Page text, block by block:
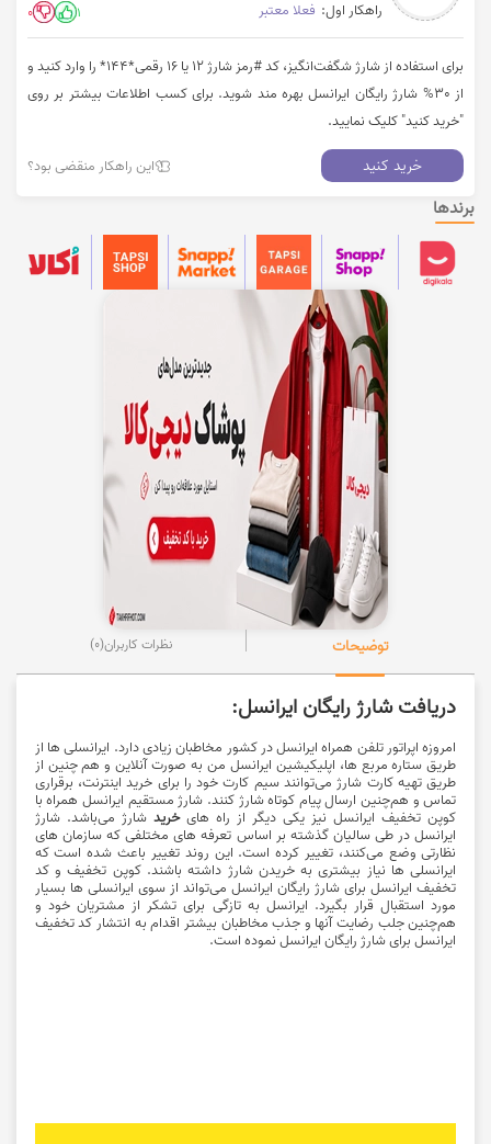
راهکار اول: فعلا معتبر 1
0
برای استفاده از شارژ شگفت‌انگیز، کد #رمز شارژ ۱۲ یا ۱۶ رقمی*۱۴۴* را وارد کنید و
از 30% شارژ رایگان ایرانسل بهره مند شوید. برای کسب اطلاعات بیشتر بر روی
"خرید کنید" کلیک نمایید.
خرید کنید این راهکار منقضی بود؟
برندها
توضیحات نظرات کاربران(0)
دریافت شارژ رایگان ایرانسل:
امروزه اپراتور تلفن همراه ایرانسل در کشور مخاطبان زیادی دارد. ایرانسلی ها از
طریق ستاره مربع ها، اپلیکیشین ایرانسل من به صورت آنلاین و هم چنین از
طریق تهیه کارت شارژ می‌توانند سیم کارت خود را برای خرید اینترنت، برقراری
تماس و هم‌چنین ارسال پیام کوتاه شارژ کنند. شارژ مستقیم ایرانسل همراه با
کوپن تخفیف ایرانسل نیز یکی دیگر از راه هایخرید شارژ می‌باشد. شارژ
ایرانسل در طی سالیان گذشته بر اساس تعرفه های مختلفی که سازمان های
نظارتی وضع می‌کنند، تغییر کرده است. این روند تغییر باعث شده است که
ایرانسلی ها نیاز بیشتری به خریدن شارژ داشته باشند. کوپن تخفیف و کد
تخفیف ایرانسل برای شارژ رایگان ایرانسل می‌تواند از سوی ایرانسلی ها بسیار
مورد استقبال قرار بگیرد. ایرانسل به تازگی برای تشکر از مشتریان خود و
هم‌چنین جلب رضایت آنها و جذب مخاطبان بیشتر اقدام به انتشار کد تخفیف
ایرانسل برای شارژ رایگان ایرانسل نموده است.